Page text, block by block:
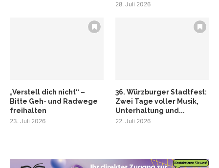
28. Juli 2026
„Verstell dich nicht“ –
Bitte Geh- und Radwege
freihalten
23. Juli 2026
36. Würzburger Stadtfest:
Zwei Tage voller Musik,
Unterhaltung und...
22. Juli 2026